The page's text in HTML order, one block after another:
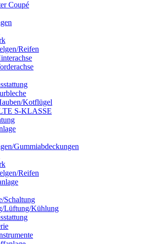
Coupé
Reifen
Kotflügel
S-KLASSE
Gummiabdeckungen
Reifen
Schaltung
Lüftung/Kühlung